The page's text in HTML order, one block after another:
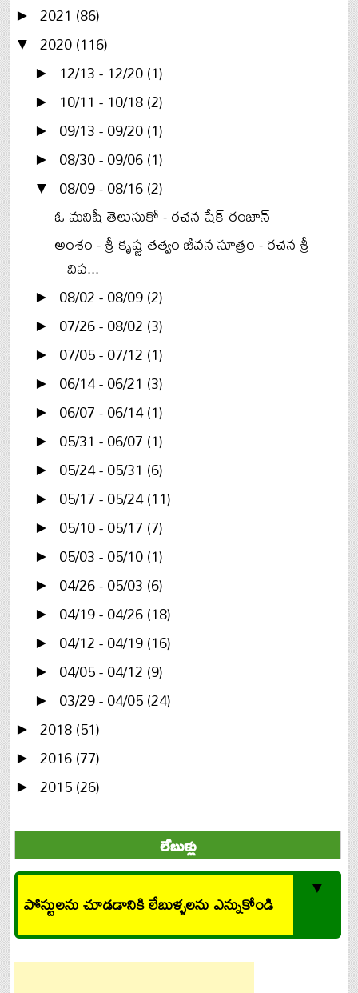
► 2021 (86)
▼ 2020(116)
► 12/13 - 12/20(1)
► 10/11 - 10/18(2)
► 09/13 - 09/20(1)
► 08/30 - 09/06(1)
▼ 08/09 - 08/16(2)
ఓ మనిషీ తెలుసుకో - రచన షేక్ రంజాన్
అంశం - శ్రీ కృష్ణ తత్వం జీవన సూత్రం - రచన శ్రీ
చిప...
► 08/02 - 08/09(2)
► 07/26 - 08/02(3)
► 07/05 - 07/12(1)
► 06/14 - 06/21 (3)
► 06/07 - 06/14(1)
► 05/31 - 06/07(1)
► 05/24 - 05/31 (6)
► 05/17 - 05/24(11)
► 05/10 - 05/17(7)
► 05/03 - 05/10(1)
► 04/26 - 05/03(6)
► 04/19 - 04/26(18)
► 04/12 - 04/19(16)
► 04/05 - 04/12(9)
► 03/29 - 04/05(24)
► 2018(51)
► 2016(77)
► 2015(26)
లేబుళ్లు